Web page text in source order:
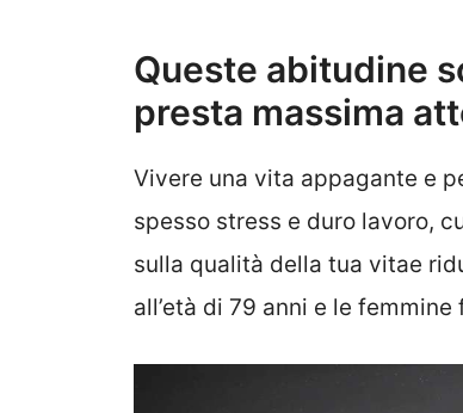
Queste abitudine
presta massima
Vivere una vita appagante e
spesso stress e duro lavoro,
sulla qualità della tua vitae
all’età di 79 anni e le